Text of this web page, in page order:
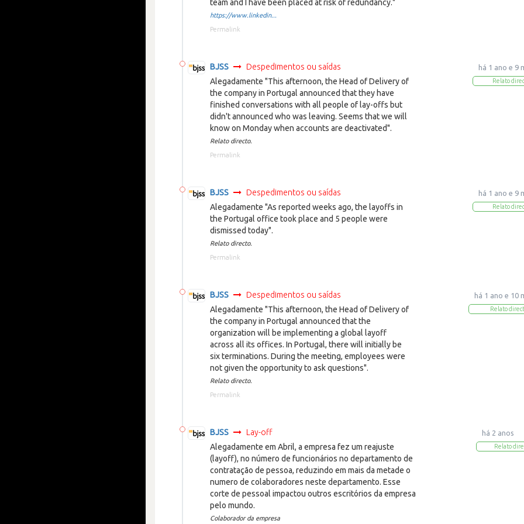
team and I have been placed at risk of redundancy."
https://www.linkedin...
Permalink
há 1 ano e 9
Relato
BJSS
Despedimentos ou saídas
Alegadamente "This afternoon, the Head of Delivery of
the company in Portugal announced that they have
finished conversations with all people of lay-offs but
didn't announced who was leaving. Seems that we will
know on Monday when accounts are deactivated".
Relato directo.
Permalink
há 1 ano e 9
Relato
BJSS
Despedimentos ou saídas
Alegadamente "As reported weeks ago, the layoffs in
the Portugal office took place and 5 people were
dismissed today".
Relato directo.
Permalink
há 1 ano e 10
Relato
BJSS
Despedimentos ou saídas
Alegadamente "This afternoon, the Head of Delivery of
the company in Portugal announced that the
organization will be implementing a global layoff
across all its offices. In Portugal, there will initially be
six terminations. During the meeting, employees were
not given the opportunity to ask questions".
Relato directo.
Permalink
há 2 anos
Relato
BJSS
Lay-off
Alegadamente em Abril, a empresa fez um reajuste
(layoff), no número de funcionários no departamento de
contratação de pessoa, reduzindo em mais da metade o
numero de colaboradores neste departamento. Esse
corte de pessoal impactou outros escritórios da empresa
pelo mundo.
Colaborador da empresa